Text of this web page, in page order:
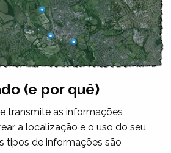
(e por quê)
transmite as informações
a localização e o uso do seu
tipos de informações são